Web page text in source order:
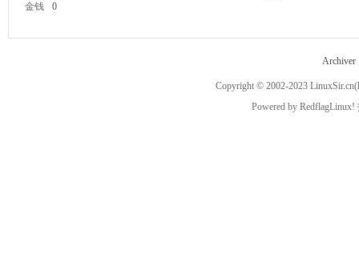
Sir.
金钱
0
Archiver
Copyright © 2002-2023 LinuxSir.cn
Powered by RedflagLinux!